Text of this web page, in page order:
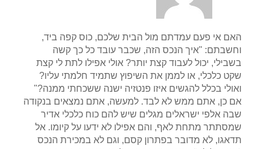
האם אי פעם עמדתם מול הבית שלכם, כוס קפה ביד,
וחשבתם: "איך הנכס הזה, שכבר עובד כל כך קשה
בשבילי, יכול לעבוד קצת יותר? אולי אפילו לתת לי קצת
שקט כלכלי, או לממן את השיפוץ שתמיד חלמתי עליו?
ואולי בכלל להגשים איזו פנטזיה ישנה ששכחתי ממנה?"
אם כן, אתם ממש לא לבד. למעשה, אתם נמצאים בנקודה
שבה אלפי ישראלים מגלים שיש להם כוח כלכלי אדיר
שמסתתר מתחת לאף, והם אפילו לא ידעו על קיומו. אל
תדאגו, לא מדובר בפתרון קסם, וגם לא במכירת הנכס